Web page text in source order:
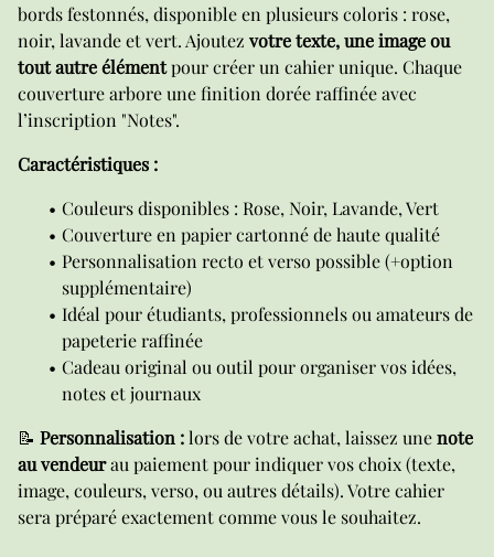
bords festonnés, disponible en plusieurs coloris : rose,
noir, lavande et vert. Ajoutez votre texte, une image ou
tout autre élémentpour créer un cahier unique. Chaque
couverture arbore une finition dorée raffinée avec
l’inscription "Notes".
Caractéristiques :
Couleurs disponibles : Rose, Noir, Lavande, Vert
Couverture en papier cartonné de haute qualité
Personnalisation recto et verso possible (+option
supplémentaire)
Idéal pour étudiants, professionnels ou amateurs de
papeterie raffinée
Cadeau original ou outil pour organiser vos idées,
notes et journaux
📝 Personnalisation :lors de votre achat, laissez unenote
au vendeurau paiement pour indiquer vos choix (texte,
image, couleurs, verso, ou autres détails). Votre cahier
sera préparé exactement comme vous le souhaitez.